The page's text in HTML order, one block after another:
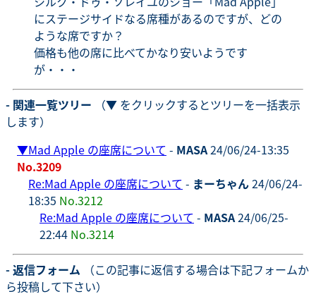
にステージサイドなる席種があるのですが、どの
ような席ですか？
価格も他の席に比べてかなり安いようです
が・・・
- 関連一覧ツリー （▼ をクリックするとツリーを一括表示
します）
▼Mad Apple の座席について - MASA24/06/24-13:35
No.3209
Re:Mad Apple の座席について - まーちゃん24/06/24-
18:35 No.3212
Re:Mad Apple の座席について - MASA24/06/25-
22:44 No.3214
- 返信フォーム （この記事に返信する場合は下記フォームか
ら投稿して下さい）